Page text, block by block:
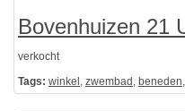
Bovenhuizen 21
verkocht
Tags: winkel , zwembad , beneden,